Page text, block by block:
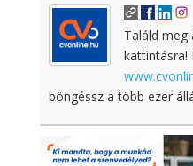
Találd meg
kattintásra!
böngéssz a több ezer